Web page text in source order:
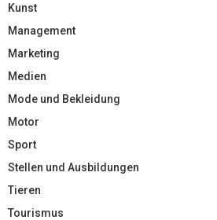
Kunst
Management
Marketing
Medien
Mode und Bekleidung
Motor
Sport
Stellen und Ausbildungen
Tieren
Tourismus